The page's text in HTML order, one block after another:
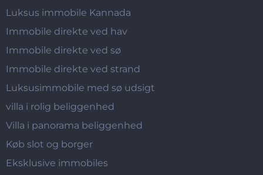
Luksus immobile Kannada
Immobile direkte ved hav
Immobile direkte ved sø
Immobile direkte ved strand
Luksusimmobile med sø udsigt
villa i rolig beliggenhed
Villa i panorama beliggenhed
Køb slot og borger
Eksklusive immobiles